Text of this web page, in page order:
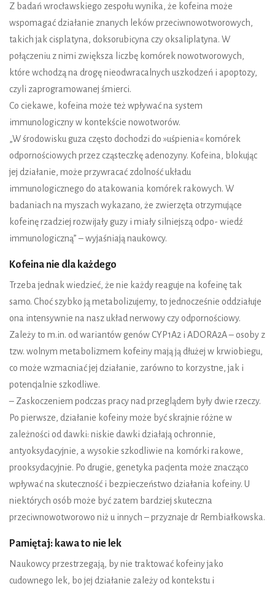
Z badań wrocławskiego zespołu wynika, że kofeina może
wspomagać działanie znanych leków przeciwnowotworowych,
takich jak cisplatyna, doksorubicyna czy oksaliplatyna. W
połączeniu z nimi zwiększa liczbę komórek nowotworowych,
które wchodzą na drogę nieodwracalnych uszkodzeń i apoptozy,
czyli zaprogramowanej śmierci.
Co ciekawe, kofeina może też wpływać na system
immunologiczny w kontekście nowotworów.
„W środowisku guza często dochodzi do »uśpienia« komórek
odpornościowych przez cząsteczkę adenozyny. Kofeina, blokując
jej działanie, może przywracać zdolność układu
immunologicznego do atakowania komórek rakowych. W
badaniach na myszach wykazano, że zwierzęta otrzymujące
kofeinę rzadziej rozwijały guzy i miały silniejszą odpo- wiedź
immunologiczną” – wyjaśniają naukowcy.
Kofeina nie dla każdego
Trzeba jednak wiedzieć, że nie każdy reaguje na kofeinę tak
samo. Choć szybko ją metabolizujemy, to jednocześnie oddziałuje
ona intensywnie na nasz układ nerwowy czy odpornościowy.
Zależy to m.in. od wariantów genów CYP1A2 i ADORA2A – osoby z
tzw. wolnym metabolizmem kofeiny mają ją dłużej w krwiobiegu,
co może wzmacniać jej działanie, zarówno to korzystne, jak i
potencjalnie szkodliwe.
– Zaskoczeniem podczas pracy nad przeglądem były dwie rzeczy.
Po pierwsze, działanie kofeiny może być skrajnie różne w
zależności od dawki: niskie dawki działają ochronnie,
antyoksydacyjnie, a wysokie szkodliwie na komórki rakowe,
prooksydacyjnie. Po drugie, genetyka pacjenta może znacząco
wpływać na skuteczność i bezpieczeństwo działania kofeiny. U
niektórych osób może być zatem bardziej skuteczna
przeciwnowotworowo niż u innych – przyznaje dr Rembiałkowska.
Pamiętaj: kawa to nie lek
Naukowcy przestrzegają, by nie traktować kofeiny jako
cudownego lek, bo jej działanie zależy od kontekstu i